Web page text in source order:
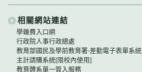
相關網站連結
學雜費入口網
行政院人事行政總處
教育部國民及學前教育署-差勤電子表單系統
主計請購系統[限校內使用]
教育體系單一簽入服務